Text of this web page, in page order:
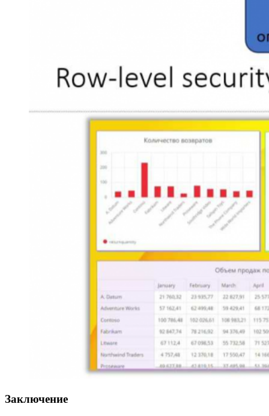
Заключение